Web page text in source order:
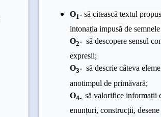
O1- să citească textul
intonația impusă de
O2- să descopere sensul
expresii;
O3- să descrie câteva
anotimpul de primăvară;
O4- să valorifice informații
enunțuri, construcții, desene